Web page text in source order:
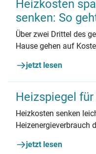
Heizkosten
senken: So
Über zwei Drittel des
Hause gehen auf
ist, gibt es meist auch
hier, wie Sie Ihren
können und so Kosten
jetzt lesen
Heizspiegel
Heizkosten senken
Heizenergieverbrauch
Energieverbrauch
jetzt lesen